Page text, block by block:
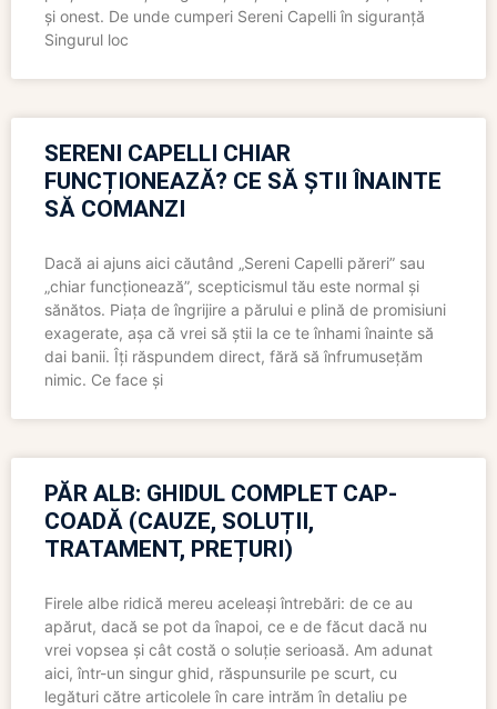
și onest. De unde cumperi Sereni Capelli în siguranță
Singurul loc
SERENI CAPELLI CHIAR
FUNCȚIONEAZĂ? CE SĂ ȘTII ÎNAINTE
SĂ COMANZI
Dacă ai ajuns aici căutând „Sereni Capelli păreri” sau
„chiar funcționează”, scepticismul tău este normal și
sănătos. Piața de îngrijire a părului e plină de promisiuni
exagerate, așa că vrei să știi la ce te înhami înainte să
dai banii. Îți răspundem direct, fără să înfrumusețăm
nimic. Ce face și
PĂR ALB: GHIDUL COMPLET CAP-
COADĂ (CAUZE, SOLUȚII,
TRATAMENT, PREȚURI)
Firele albe ridică mereu aceleași întrebări: de ce au
apărut, dacă se pot da înapoi, ce e de făcut dacă nu
vrei vopsea și cât costă o soluție serioasă. Am adunat
aici, într-un singur ghid, răspunsurile pe scurt, cu
legături către articolele în care intrăm în detaliu pe